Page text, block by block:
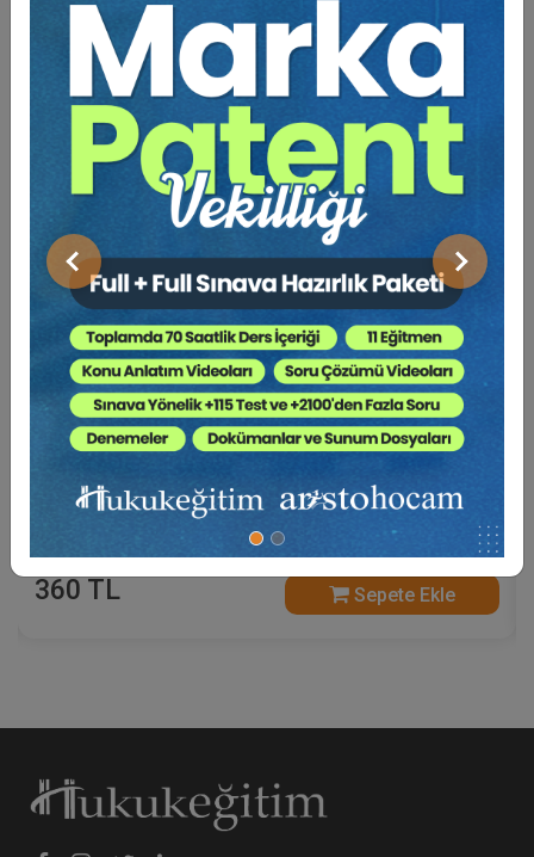
Önceki Sonraki
Video Eğitim Abonesi Ol: Sadece 5490 TL / Yıllık
Tüketici Hukuku Enstitüsü
Anonim Şirketlerde Yönetim Kurulu - VI. Ticaret
Hukuku Kongresi - I. Oturum Video Kaydı
360 TL Sepete Ekle